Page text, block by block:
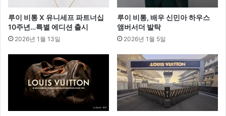
루이 비통 X 유니세프 파트너십
10주년…특별 에디션 출시
2026년 1월 13일
루이 비통, 배우 신민아 하우스
앰버서더 발탁
2026년 1월 5일